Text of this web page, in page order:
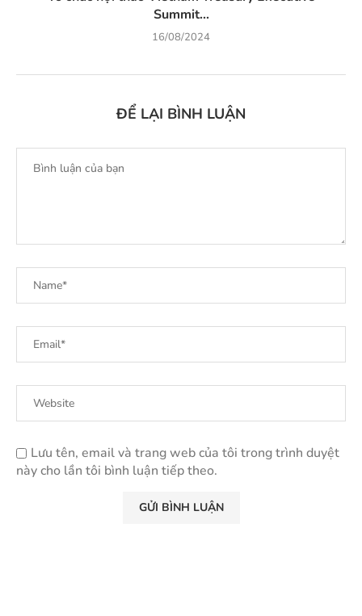
Summit...
16/08/2024
ĐỂ LẠI BÌNH LUẬN
Lưu tên, email và trang web của tôi trong trình duyệt
này cho lần tôi bình luận tiếp theo.